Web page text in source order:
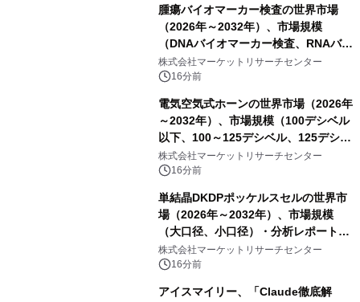
腫瘍バイオマーカー検査の世界市場
（2026年～2032年）、市場規模
（DNAバイオマーカー検査、RNAバイ
オマーカー検査、タンパク質バイオマ
ーカー検査、細胞ベースのバイオマー
カー検査、多項目バイオマーカー検
査）・分析レポートを発表
株式会社マーケットリサーチセンター
16分前
電気空気式ホーンの世界市場（2026年
～2032年）、市場規模（100デシベル
以下、100～125デシベル、125デシベ
ル以上）・分析レポートを発表
株式会社マーケットリサーチセンター
16分前
単結晶DKDPポッケルスセルの世界市
場（2026年～2032年）、市場規模
（大口径、小口径）・分析レポートを
発表
株式会社マーケットリサーチセンター
16分前
アイスマイリー、「Claude徹底解